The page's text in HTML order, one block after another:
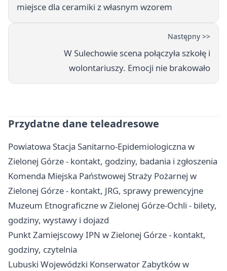
miejsce dla ceramiki z własnym wzorem
Następny >>
W Sulechowie scena połączyła szkołę i
wolontariuszy. Emocji nie brakowało
Przydatne dane teleadresowe
Powiatowa Stacja Sanitarno-Epidemiologiczna w
Zielonej Górze - kontakt, godziny, badania i zgłoszenia
Komenda Miejska Państwowej Straży Pożarnej w
Zielonej Górze - kontakt, JRG, sprawy prewencyjne
Muzeum Etnograficzne w Zielonej Górze-Ochli - bilety,
godziny, wystawy i dojazd
Punkt Zamiejscowy IPN w Zielonej Górze - kontakt,
godziny, czytelnia
Lubuski Wojewódzki Konserwator Zabytków w